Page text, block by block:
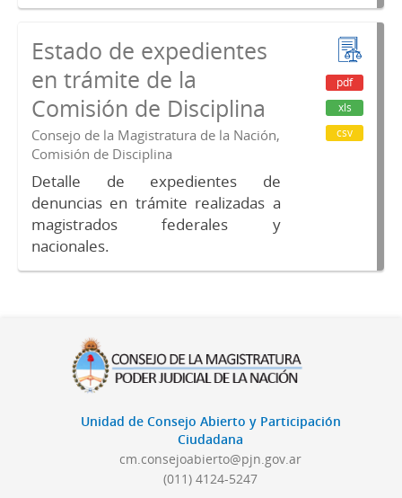
Estado de expedientes
en trámite de la
Comisión de Disciplina
Consejo de la Magistratura de la Nación,
Comisión de Disciplina
Detalle de expedientes de
denuncias en trámite realizadas a
magistrados federales y
nacionales.
pdf
xls
csv
Unidad de Consejo Abierto y Participación
Ciudadana
cm.consejoabierto@pjn.gov.ar
(011) 4124-5247